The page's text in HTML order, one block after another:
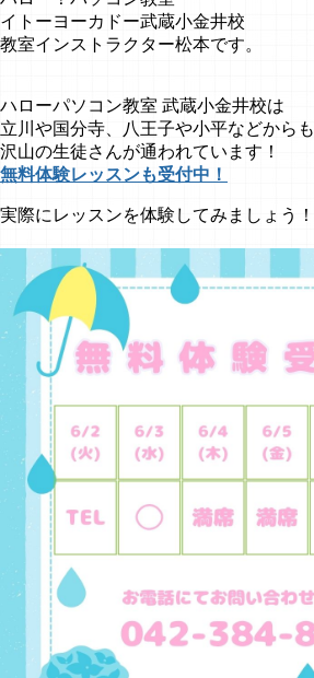
イトーヨーカドー武蔵小金井校
教室インストラクター松本です。
ハローパソコン教室 武蔵小金井校は
立川や国分寺、八王子や小平などからも
沢山の生徒さんが通われています！
無料体験レッスンも受付中！
実際にレッスンを体験してみましょう！